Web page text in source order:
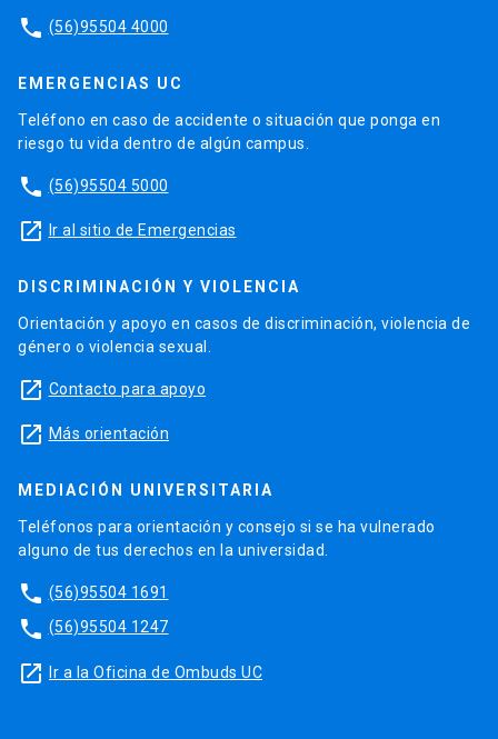
phone (56)95504 4000
EMERGENCIAS UC
Teléfono en caso de accidente o situación que ponga en
riesgo tu vida dentro de algún campus.
phone (56)95504 5000
launch Ir al sitio de Emergencias
DISCRIMINACIÓN Y VIOLENCIA
Orientación y apoyo en casos de discriminación, violencia de
género o violencia sexual.
launch Contacto para apoyo
launch Más orientación
MEDIACIÓN UNIVERSITARIA
Teléfonos para orientación y consejo si se ha vulnerado
alguno de tus derechos en la universidad.
phone (56)95504 1691
phone (56)95504 1247
launch Ir a la Oficina de Ombuds UC